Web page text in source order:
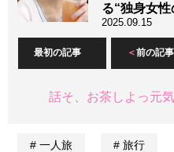
る“独身女
2025.09.15
最初の記事 前の記事
話そ、お茶しよっ元
一人旅 旅行